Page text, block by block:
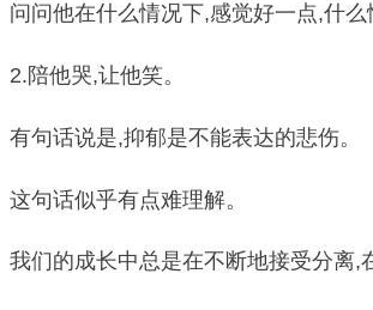
问问他在什么情况下,感觉好一点,什
2.陪他哭,让他笑。
有句话说是,抑郁是不能表达的悲伤。
这句话似乎有点难理解。
我们的成长中总是在不断地接受分离,